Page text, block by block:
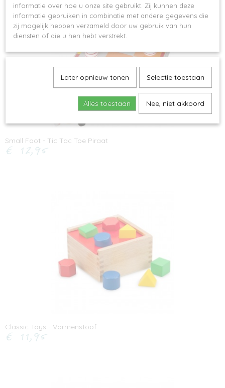
Small Foot - Tic Tac Toe Piraat
€ 12,95
Classic Toys - Vormenstoof
€ 11,95
informatie over hoe u onze site gebruikt. Zij kunnen deze
informatie gebruiken in combinatie met andere gegevens die
zij mogelijk hebben verzameld door uw gebruik van hun
diensten of die u hen hebt verstrekt.
Later opnieuw tonen Selectie toestaan
Alles toestaan Nee, niet akkoord